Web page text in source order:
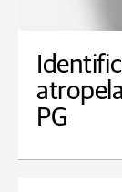
PG